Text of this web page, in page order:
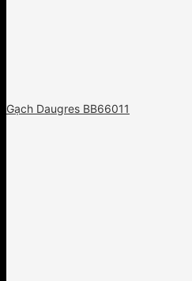
Gạch Daugres BB66011